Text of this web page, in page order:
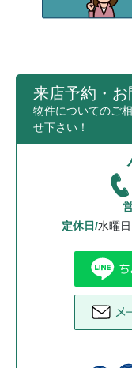
来店予約・
物件についてのご
せ下さい！
定休日/水曜